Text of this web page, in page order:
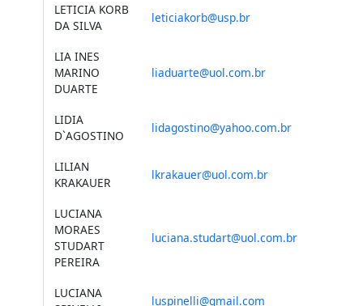
LETICIA KORB
DA SILVA
leticiakorb@usp.br
LIA INES
MARINO
DUARTE
liaduarte@uol.com.br
LIDIA
D`AGOSTINO
lidagostino@yahoo.com.br
LILIAN
KRAKAUER
lkrakauer@uol.com.br
LUCIANA
MORAES
STUDART
PEREIRA
luciana.studart@uol.com.br
LUCIANA
luspinelli@gmail.com